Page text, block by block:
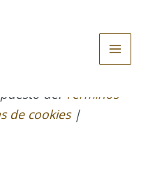
Main
de: Términos
de cookies|